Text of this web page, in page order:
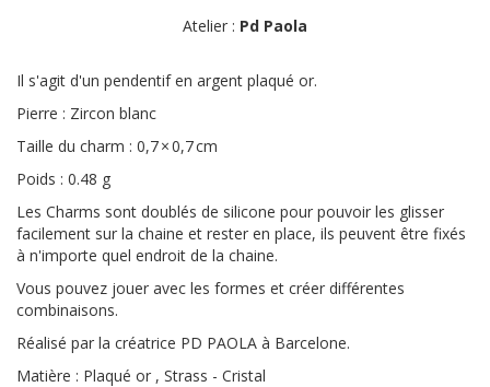
Atelier : Pd Paola
Il s'agit d'un pendentif en argent plaqué or.
Pierre : Zircon blanc
Taille du charm : 0,7 × 0,7 cm
Poids : 0.48 g
Les Charms sont doublés de silicone pour pouvoir les glisser
facilement sur la chaine et rester en place, ils peuvent être fixés
à n'importe quel endroit de la chaine.
Vous pouvez jouer avec les formes et créer différentes
combinaisons.
Réalisé par la créatrice PD PAOLA à Barcelone.
Matière : Plaqué or , Strass - Cristal